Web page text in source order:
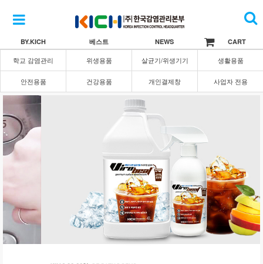
BY.KICH 베스트 NEWS CART
학교 감염관리 위생용품 살균기/위생기기 생활용품
안전용품 건강용품 개인결제창 사업자 전용